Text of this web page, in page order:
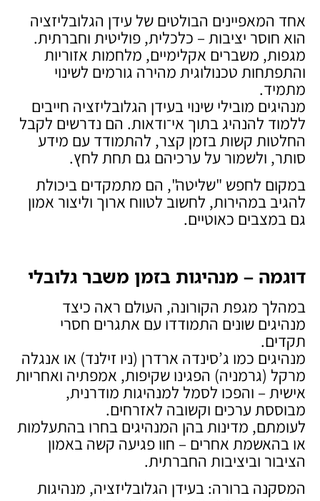
אחד המאפיינים הבולטים של עידן הגלובליזציה
הוא חוסר יציבות – כלכלית, פוליטית וחברתית.
מגפות, משברים אקלימיים, מלחמות אזוריות
והתפתחות טכנולוגית מהירה גורמים לשינוי
מתמיד.
מנהיגים מובילי שינוי בעידן הגלובליזציה חייבים
ללמוד להנהיג בתוך אי־ודאות. הם נדרשים לקבל
החלטות קשות בזמן קצר, להתמודד עם מידע
סותר, ולשמור על ערכיהם גם תחת לחץ.
במקום לחפש "שליטה", הם מתמקדים ביכולת
להגיב במהירות, לחשוב לטווח ארוך וליצור אמון
גם במצבים כאוטיים.
דוגמה – מנהיגות בזמן משבר גלובלי
במהלך מגפת הקורונה, העולם ראה כיצד
מנהיגים שונים התמודדו עם אתגרים חסרי
תקדים.
מנהיגים כמו ג’סינדה ארדרן (ניו זילנד) או אנגלה
מרקל (גרמניה) הפגינו שקיפות, אמפתיה ואחריות
אישית – והפכו לסמל למנהיגות מודרנית,
מבוססת ערכים וקשובה לאזרחים.
לעומתם, מדינות בהן המנהיגים בחרו בהתעלמות
או בהאשמת אחרים – חוו פגיעה קשה באמון
הציבור וביציבות החברתית.
המסקנה ברורה: בעידן הגלובליזציה, מנהיגות